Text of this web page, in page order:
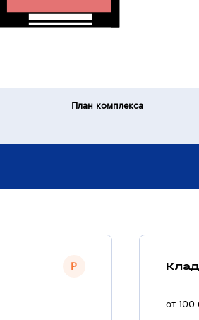
План комплекса
от 100